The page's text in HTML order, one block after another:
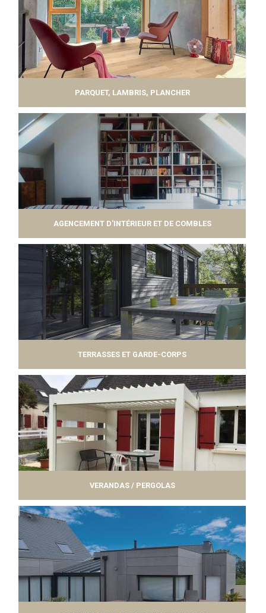
PARQUET, LAMBRIS, PLANCHER
AGENCEMENT D'INTÉRIEUR ET DE COMBLES
TERRASSES ET GARDE-CORPS
VERANDAS / PERGOLAS